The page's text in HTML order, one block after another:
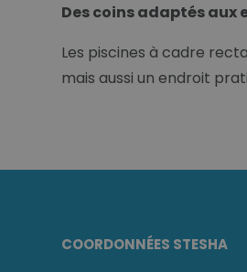
Des coins adaptés aux
Les piscines à cadre
mais aussi un endroit
COORDONNÉES STESHA